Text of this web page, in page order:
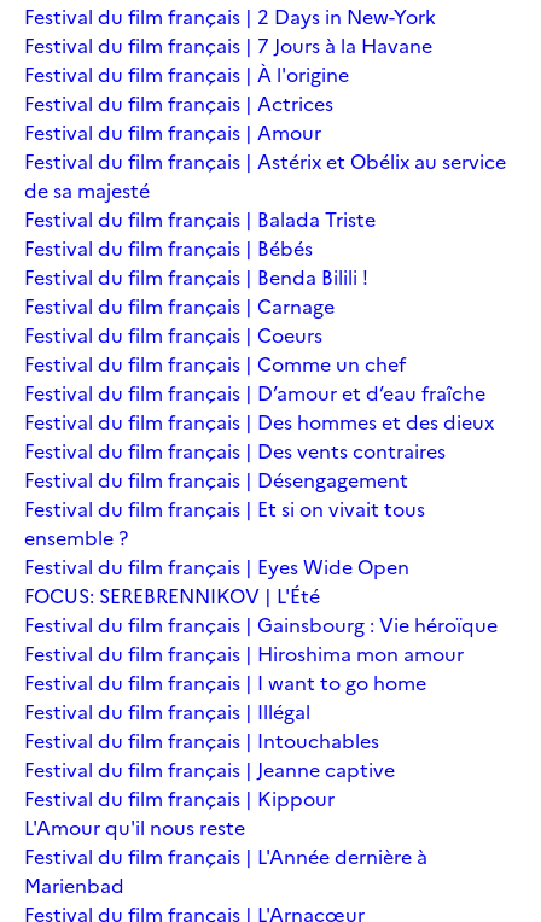
Festival du film français | 2 Days in New-York
Festival du film français | 7 Jours à la Havane
Festival du film français | À l'origine
Festival du film français | Actrices
Festival du film français | Amour
Festival du film français | Astérix et Obélix au service
de sa majesté
Festival du film français | Balada Triste
Festival du film français | Bébés
Festival du film français | Benda Bilili !
Festival du film français | Carnage
Festival du film français | Coeurs
Festival du film français | Comme un chef
Festival du film français | D’amour et d’eau fraîche
Festival du film français | Des hommes et des dieux
Festival du film français | Des vents contraires
Festival du film français | Désengagement
Festival du film français | Et si on vivait tous
ensemble ?
Festival du film français | Eyes Wide Open
FOCUS: SEREBRENNIKOV | L'Été
Festival du film français | Gainsbourg : Vie héroïque
Festival du film français | Hiroshima mon amour
Festival du film français | I want to go home
Festival du film français | Illégal
Festival du film français | Intouchables
Festival du film français | Jeanne captive
Festival du film français | Kippour
L'Amour qu'il nous reste
Festival du film français | L'Année dernière à
Marienbad
Festival du film français | L'Arnacœur